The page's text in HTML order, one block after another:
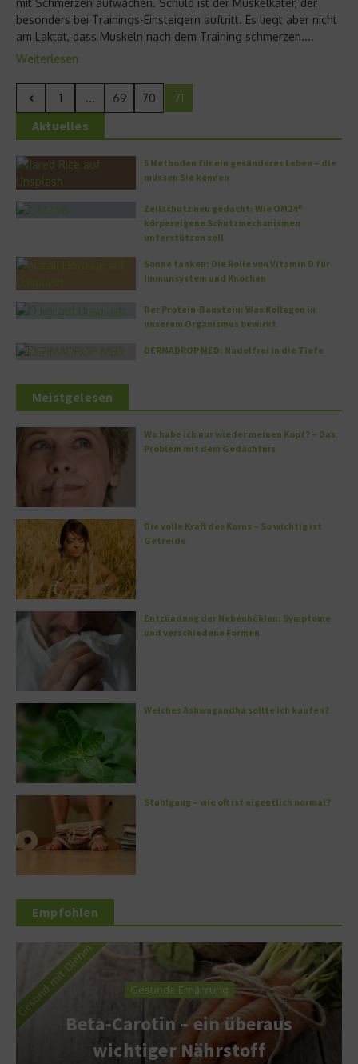
mit Schmerzen aufwachen. Schuld ist der Muskelkater, der
besonders bei Trainings-Einsteigern auftritt. Es liegt aber nicht
am Laktat, dass Muskeln nach dem Training schmerzen....
Weiterlesen
1 ... 69 70 71
Aktuelles
5 Methoden für ein gesünderes Leben – die
müssen Sie kennen
Zellschutz neu gedacht: Wie OM24®
körpereigene Schutzmechanismen
unterstützen soll
Sonne tanken: Die Rolle von Vitamin D für
Immunsystem und Knochen
Der Protein-Baustein: Was Kollagen in
unserem Organismus bewirkt
DERMADROP MED: Nadelfrei in die Tiefe
Meistgelesen
Wo habe ich nur wieder meinen Kopf? – Das
Problem mit dem Gedächtnis
Die volle Kraft des Korns – So wichtig ist
Getreide
Entzündung der Nebenhöhlen: Symptome
und verschiedene Formen
Welches Ashwagandha sollte ich kaufen?
Stuhlgang – wie oft ist eigentlich normal?
Empfohlen
Gesunde Ernährung
Beta-Carotin – ein überaus
wichtiger Nährstoff